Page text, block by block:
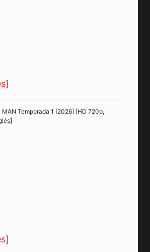
MAN Temporada 1 [2026] [HD 720p,